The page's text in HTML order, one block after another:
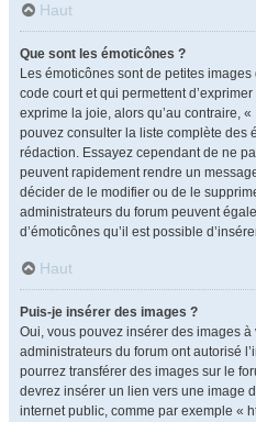
Haut
Que sont les émoticônes ?
Les émoticônes sont de petites
code court et qui permettent
exprime la joie, alors qu’au contraire,
pouvez consulter la liste complète des
rédaction. Essayez cependant de ne
peuvent rapidement rendre un
décider de le modifier ou de le
administrateurs du forum peuvent
d’émoticônes qu’il est possible
Haut
Puis-je insérer des images ?
Oui, vous pouvez insérer des images
administrateurs du forum ont autorisé
pourrez transférer des images sur le
devrez insérer un lien vers une image
internet public, comme par exemple «